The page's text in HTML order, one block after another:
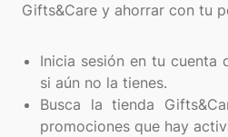
Gifts&Care y ahorrar con tu
Inicia sesión en tu cuenta
si aún no la tienes.
Busca la tienda
promociones que hay